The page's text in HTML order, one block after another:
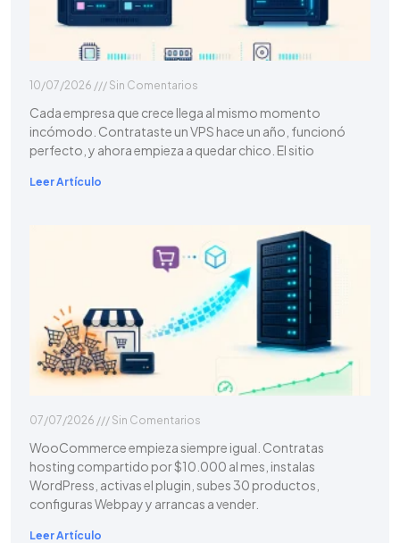
10/07/2026 Sin Comentarios
Cada empresa que crece llega al mismo momento
incómodo. Contrataste un VPS hace un año, funcionó
perfecto, y ahora empieza a quedar chico. El sitio
Leer Artículo
07/07/2026 Sin Comentarios
WooCommerce empieza siempre igual. Contratas
hosting compartido por $10.000 al mes, instalas
WordPress, activas el plugin, subes 30 productos,
configuras Webpay y arrancas a vender.
Leer Artículo